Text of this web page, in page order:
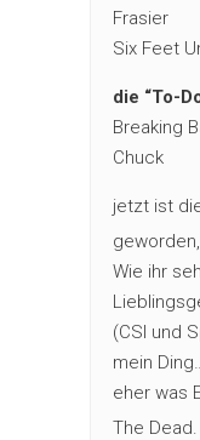
Frasier
Six Feet
die “To-
Breaking
Chuck
jetzt ist
Wie ihr
(CSI und
mein
eher was
The